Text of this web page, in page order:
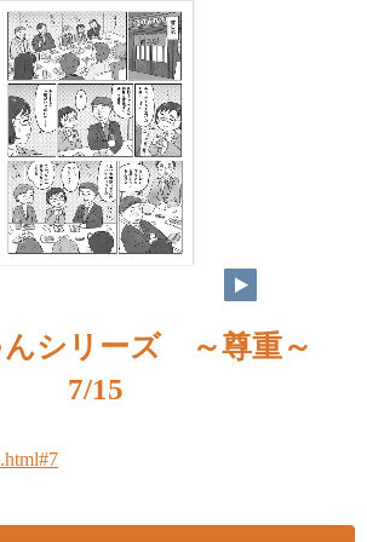
んシリーズ ～尊重～
7/15